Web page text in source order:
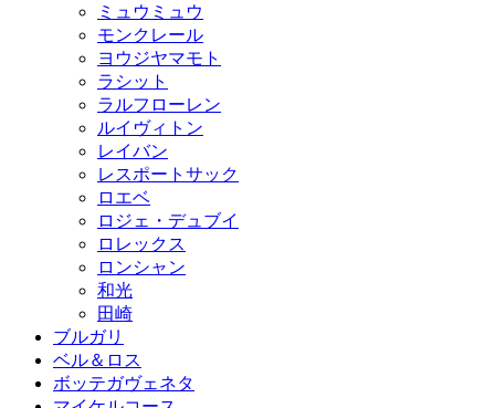
ミュウミュウ
モンクレール
ヨウジヤマモト
ラシット
ラルフローレン
ルイヴィトン
レイバン
レスポートサック
ロエベ
ロジェ・デュブイ
ロレックス
ロンシャン
和光
田崎
ブルガリ
ベル＆ロス
ボッテガヴェネタ